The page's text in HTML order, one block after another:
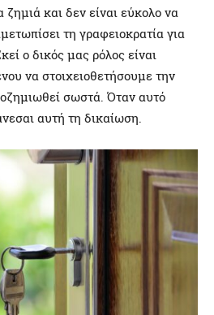
ζημιά και δεν είναι εύκολο να
τη γραφειοκρατία για
ο δικός μας ρόλος είναι
να στοιχειοθετήσουμε την
σωστά. Όταν αυτό
αυτή τη δικαίωση.